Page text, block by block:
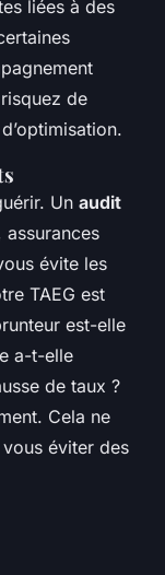
liées à des
de
Un audit
évite les
TAEG est
est-elle
a-t-elle
de taux ?
Cela ne
éviter des